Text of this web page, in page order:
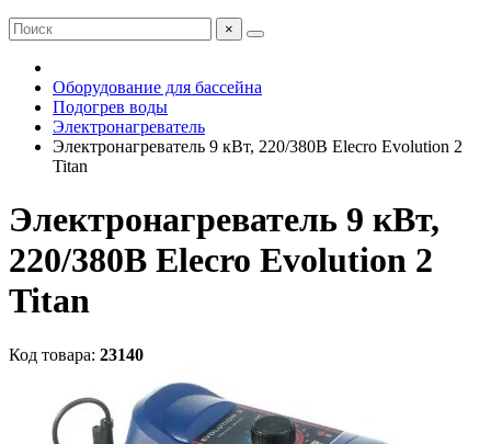
×
Оборудование для бассейна
Подогрев воды
Электронагреватель
Электронагреватель 9 кВт, 220/380В Elecro Evolution 2
Titan
Электронагреватель 9 кВт,
220/380В Elecro Evolution 2
Titan
Код товара: 23140